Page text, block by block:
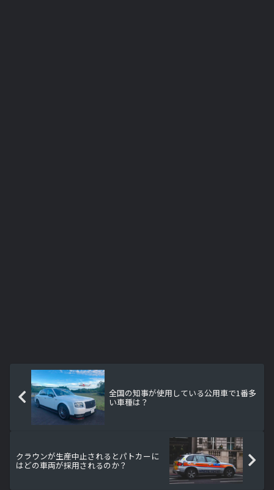
全国の知事が使用している公用車で1番多
い車種は？
クラウンが生産中止されるとパトカーに
はどの車両が採用されるのか？